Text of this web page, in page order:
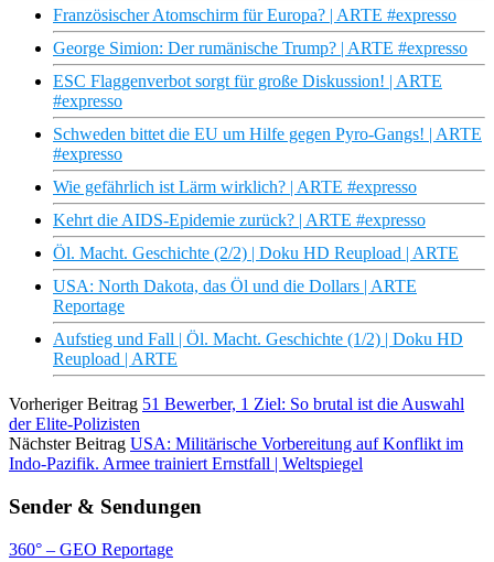
Französischer Atomschirm für Europa? | ARTE #expresso
George Simion: Der rumänische Trump? | ARTE #expresso
ESC Flaggenverbot sorgt für große Diskussion! | ARTE
#expresso
Schweden bittet die EU um Hilfe gegen Pyro-Gangs! | ARTE
#expresso
Wie gefährlich ist Lärm wirklich? | ARTE #expresso
Kehrt die AIDS-Epidemie zurück? | ARTE #expresso
Öl. Macht. Geschichte (2/2) | Doku HD Reupload | ARTE
USA: North Dakota, das Öl und die Dollars | ARTE
Reportage
Aufstieg und Fall | Öl. Macht. Geschichte (1/2) | Doku HD
Reupload | ARTE
Vorheriger Beitrag 51 Bewerber, 1 Ziel: So brutal ist die Auswahl
der Elite-Polizisten
Nächster Beitrag USA: Militärische Vorbereitung auf Konflikt im
Indo-Pazifik. Armee trainiert Ernstfall | Weltspiegel
Sender & Sendungen
360° – GEO Reportage